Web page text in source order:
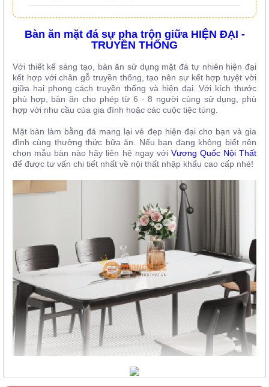
Bàn ăn mặt đá sự pha trộn giữa HIỆN ĐẠI -
TRUYỀN THỐNG
Với thiết kế sáng tạo, bàn ăn sử dụng mặt đá tự nhiên hiện đại
kết hợp với chân gỗ truyền thống, tạo nên sự kết hợp tuyệt vời
giữa hai phong cách truyền thống và hiện đại. Với kích thước
phù hợp, bàn ăn cho phép từ 6 - 8 người cùng sử dụng, phù
hợp với nhu cầu của gia đình hoặc các cuộc tiệc tùng.
Mặt bàn làm bằng đá mang lại vẻ đẹp hiện đại cho bạn và gia
đình cùng thưởng thức bữa ăn. Nếu bạn đang không biết nên
chọn mẫu bàn nào hãy liên hệ ngay với Vương Quốc Nội Thất
để được tư vấn chi tiết nhất về nội thất nhập khẩu cao cấp nhé!
Chất liệu gỗ cao cấp được sử dụng cho khung bàn và ghế